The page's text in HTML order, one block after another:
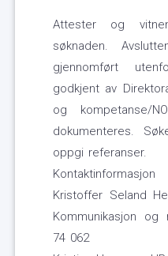
Attester og
søknaden.
gjennomført
godkjent av
og kompetanse/
dokumenteres.
oppgi referanser.
Kontaktinformasjon
Kristoffer Seland
Kommunikasjon og
74 062